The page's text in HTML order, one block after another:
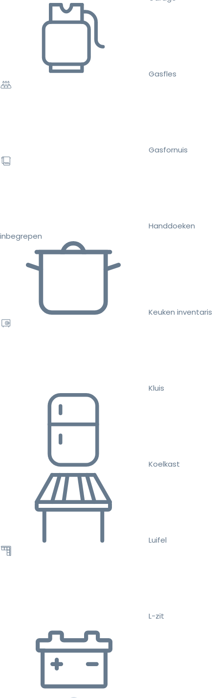
Gasfles
Gasfornuis
Handdoeken
inbegrepen
Keuken inventaris
Kluis
Koelkast
Luifel
L-zit